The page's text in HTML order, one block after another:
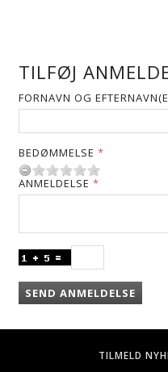
TILFØJ
FORNAVN OG
BEDØMMELSE
ANMELDELSE
SEND ANMELDELSE
TILMELD